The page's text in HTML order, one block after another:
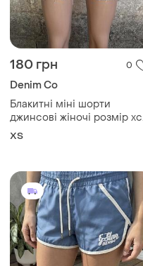
180 грн 0
Denim Co
Блакитні міні шорти
джинсові жіночі розмір хс
denim co
ХS